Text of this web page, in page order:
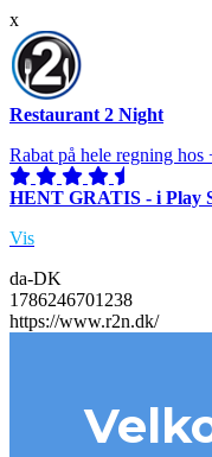
x
Restaurant 2 Night
Rabat på hele regning
HENT GRATIS - i Play
Vis
da-DK
1786246701238
https://www.r2n.dk/